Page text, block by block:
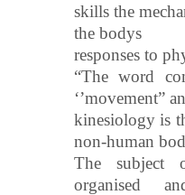
skills the
the bodys
responses to
“The word
‘’movement”
kinesiology is
non-human
The subject
organised